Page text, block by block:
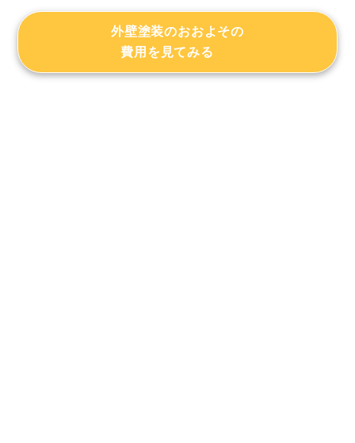
外壁塗装のおおよその
費用を見てみる